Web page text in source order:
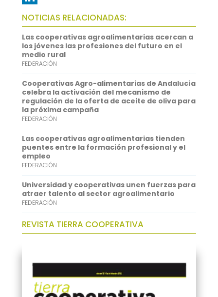
b
o
o
k
t
t
e
r
a
i
l
h
a
t
s
A
p
p
L
i
n
k
e
d
I
n
NOTICIAS RELACIONADAS:
Las cooperativas agroalimentarias acercan a
los jóvenes las profesiones del futuro en el
medio rural
FEDERACIÓN
Cooperativas Agro-alimentarias de Andalucía
celebra la activación del mecanismo de
regulación de la oferta de aceite de oliva para
la próxima campaña
FEDERACIÓN
Las cooperativas agroalimentarias tienden
puentes entre la formación profesional y el
empleo
FEDERACIÓN
Universidad y cooperativas unen fuerzas para
atraer talento al sector agroalimentario
FEDERACIÓN
REVISTA TIERRA COOPERATIVA